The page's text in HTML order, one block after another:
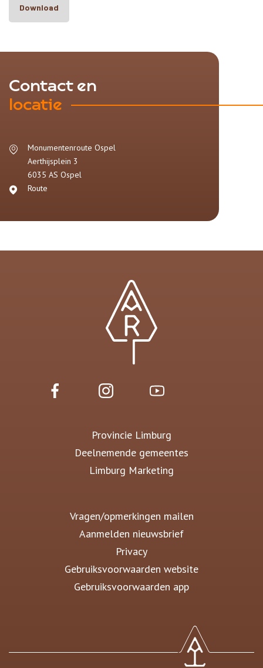
Download
Contact en
locatie
Monumentenroute Ospel
Aerthijsplein 3
6035 AS Ospel
Route
Provincie Limburg
Deelnemende gemeentes
Limburg Marketing
Vragen/opmerkingen mailen
Aanmelden nieuwsbrief
Privacy
Gebruiksvoorwaarden website
Gebruiksvoorwaarden app